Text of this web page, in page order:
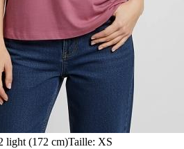
light (172 cm)Taille: XS